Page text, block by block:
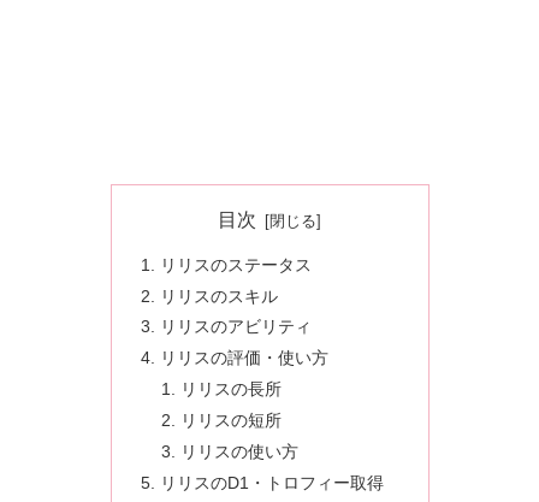
目次
リリスのステータス
リリスのスキル
リリスのアビリティ
リリスの評価・使い方
リリスの長所
リリスの短所
リリスの使い方
リリスのD1・トロフィー取得